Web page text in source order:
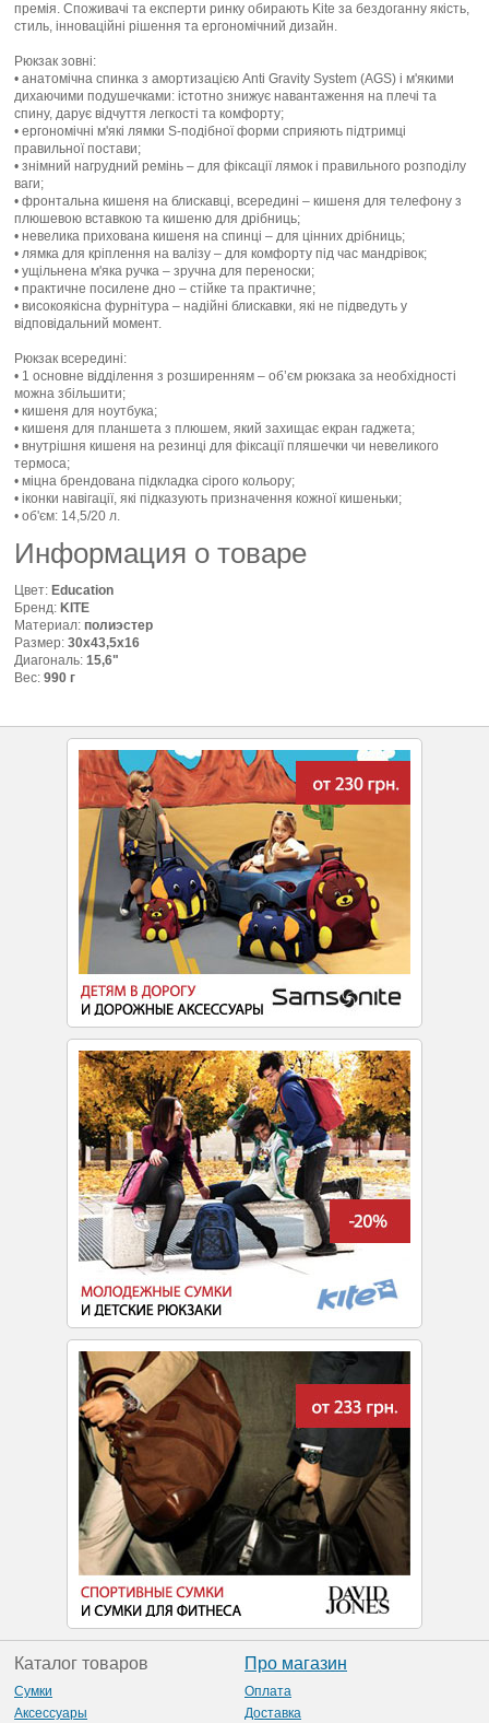
премія. Споживачі та експерти ринку обирають Kite за бездоганну якість,
стиль, інноваційні рішення та ергономічний дизайн.
Рюкзак зовні:
• анатомічна спинка з амортизацією Anti Gravity System (AGS) і м'якими
дихаючими подушечками: істотно знижує навантаження на плечі та
спину, дарує відчуття легкості та комфорту;
• ергономічні м'які лямки S-подібної форми сприяють підтримці
правильної постави;
• знімний нагрудний ремінь – для фіксації лямок і правильного розподілу
ваги;
• фронтальна кишеня на блискавці, всередині – кишеня для телефону з
плюшевою вставкою та кишеню для дрібниць;
• невелика прихована кишеня на спинці – для цінних дрібниць;
• лямка для кріплення на валізу – для комфорту під час мандрівок;
• ущільнена м'яка ручка – зручна для переноски;
• практичне посилене дно – стійке та практичне;
• високоякісна фурнітура – надійні блискавки, які не підведуть у
відповідальний момент.
Рюкзак всередині:
• 1 основне відділення з розширенням – об’єм рюкзака за необхідності
можна збільшити;
• кишеня для ноутбука;
• кишеня для планшета з плюшем, який захищає екран гаджета;
• внутрішня кишеня на резинці для фіксації пляшечки чи невеликого
термоса;
• міцна брендована підкладка сірого кольору;
• іконки навігації, які підказують призначення кожної кишеньки;
• об'єм: 14,5/20 л.
Информация о товаре
Цвет: Education
Бренд: KITE
Материал: полиэстер
Размер: 30х43,5х16
Диагональ: 15,6"
Вес: 990 г
Каталог товаров
Сумки
Аксессуары
Про магазин
Оплата
Доставка